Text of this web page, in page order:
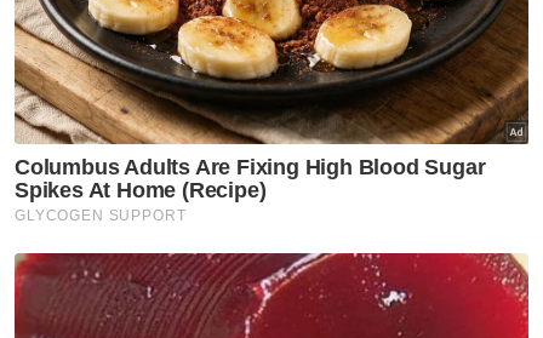
Airlines ke Pudong, China sebelum ke ibu
negara Korea Utara, Pyongyang.
Mereka menaiki penerbangan FM886
dijangka berlepas dari Lapangan Terbang
Antarabangsa Kuala Lumpur (KLIA) pada
petang ini.
Pada Sabtu, mereka yang akan pulang ke
Korea Utara dipercayai telahpun melakukan
ujian saringan Covid-19 dengan pasukan